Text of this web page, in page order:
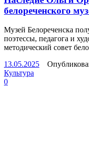
белореченского
Музей Белореченска
поэтессы, педагога и
методический совет
13.05.2025
Культура
0